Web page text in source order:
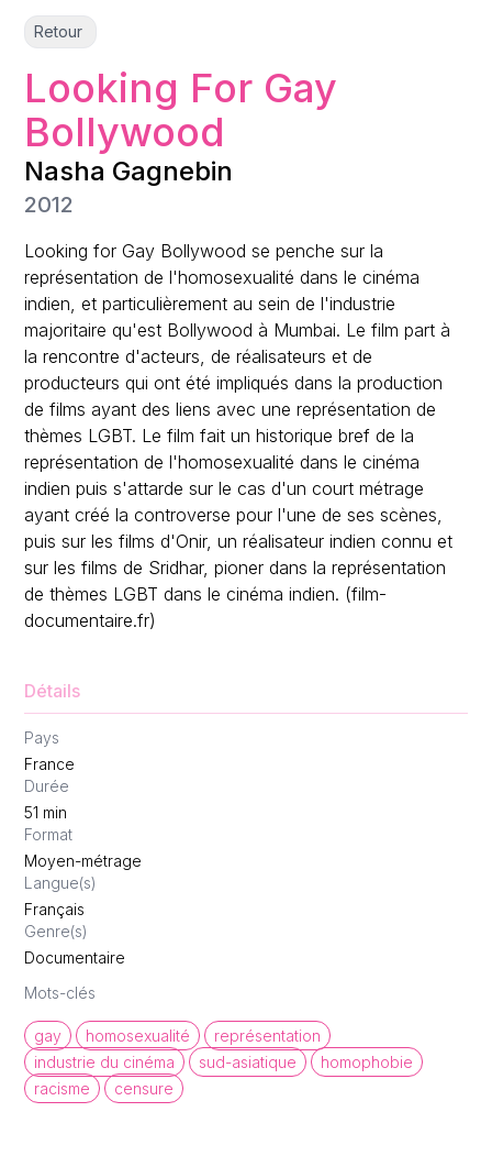
Retour
Looking For Gay
Bollywood
Nasha Gagnebin
2012
Looking for Gay Bollywood se penche sur la
représentation de l'homosexualité dans le cinéma
indien, et particulièrement au sein de l'industrie
majoritaire qu'est Bollywood à Mumbai. Le film part à
la rencontre d'acteurs, de réalisateurs et de
producteurs qui ont été impliqués dans la production
de films ayant des liens avec une représentation de
thèmes LGBT. Le film fait un historique bref de la
représentation de l'homosexualité dans le cinéma
indien puis s'attarde sur le cas d'un court métrage
ayant créé la controverse pour l'une de ses scènes,
puis sur les films d'Onir, un réalisateur indien connu et
sur les films de Sridhar, pioner dans la représentation
de thèmes LGBT dans le cinéma indien. (film-
documentaire.fr)
Détails
Pays
France
Durée
51 min
Format
Moyen-métrage
Langue(s)
Français
Genre(s)
Documentaire
Mots-clés
gay homosexualité
représentation
industrie du cinéma
sud-asiatique
homophobie
racisme
censure